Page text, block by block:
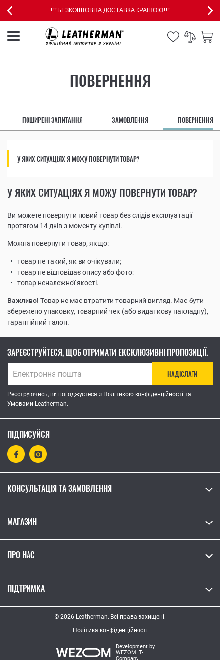
!!!БЕЗКОШТОВНА ДОСТАВКА КРАЇНОЮ!!!
ПОВЕРНЕННЯ
ПОШИРЕНІ ЗАПИТАННЯ ЗАМОВЛЕННЯ ПОВЕРНЕННЯ
У ЯКИХ СИТУАЦІЯХ Я МОЖУ ПОВЕРНУТИ ТОВАР?
У ЯКИХ СИТУАЦІЯХ Я МОЖУ ПОВЕРНУТИ ТОВАР?
Ви можете повернути новий товар без слідів експлуатації
протягом 14 днів з моменту купівлі.
Можна повернути товар, якщо:
товар не такий, як ви очікували;
товар не відповідає опису або фото;
товар неналежної якості.
Важливо! Товар не має втратити товарний вигляд. Має бути
збережено упаковку, товарний чек (або видаткову накладну),
гарантійний талон.
ЗАРЕЄСТРУЙТЕСЯ, ЩОБ ОТРИМАТИ ЕКСКЛЮЗИВНІ ПРОПОЗИЦІЇ.
НАДІСЛАТИ
Реєструючись, ви погоджуєтеся з Політикою конфіденційності та
Умовами Leatherman.
ПІДПИСУЙСЯ
КОНСУЛЬТАЦІЯ ТА ЗАМОВЛЕННЯ
МАГАЗИН
ПРО НАС
ПІДТРИМКА
© 2026 Leatherman. Всі права захищені.
Політика конфіденційності
Development by
WEZOM IT-
Company